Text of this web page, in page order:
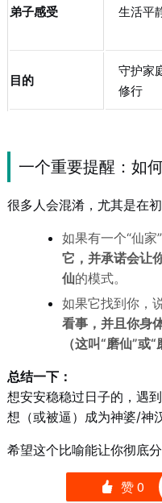
弟子感受 生活平
目的
守护家
修行
一个重要提醒：如
很多人会混淆，尤其是在
如果有一个“仙家
它，并承诺会让
仙的模式。
如果它找到你，
看事，并且你身
（这叫“磨仙”或“
总结一下：
想安安稳稳过日子的，遇
想（或被逼）成为神婆/神
希望这个比喻能让你彻底
󰄼 赞0